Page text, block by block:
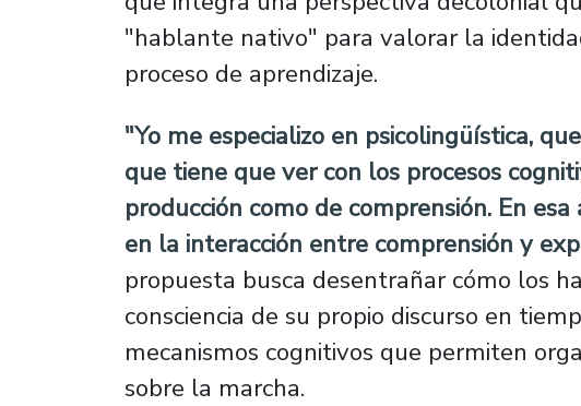
"hablante nativo" para valorar la
proceso de aprendizaje.
"Yo me especializo en psicolingüística,
que tiene que ver con los procesos
producción como de comprensión. En
en la interacción entre comprensión y
propuesta busca desentrañar cómo los
consciencia de su propio discurso en
mecanismos cognitivos que permiten
sobre la marcha.